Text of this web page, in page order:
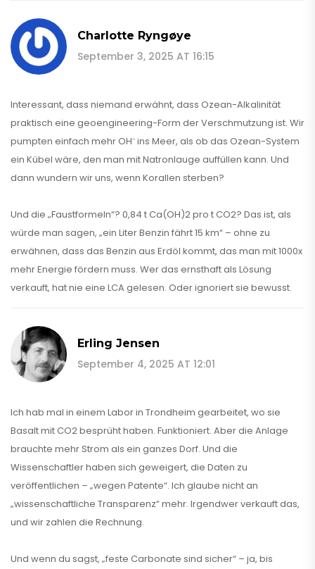
Charlotte Ryngøye
September 3, 2025 AT 16:15
Interessant, dass niemand erwähnt, dass Ozean-Alkalinität
praktisch eine geoengineering-Form der Verschmutzung ist. Wir
pumpten einfach mehr OH⁻ ins Meer, als ob das Ozean-System
ein Kübel wäre, den man mit Natronlauge auffüllen kann. Und
dann wundern wir uns, wenn Korallen sterben?
Und die „Faustformeln“? 0,84 t Ca(OH)2 pro t CO2? Das ist, als
würde man sagen, „ein Liter Benzin fährt 15 km“ – ohne zu
erwähnen, dass das Benzin aus Erdöl kommt, das man mit 1000x
mehr Energie fördern muss. Wer das ernsthaft als Lösung
verkauft, hat nie eine LCA gelesen. Oder ignoriert sie bewusst.
Erling Jensen
September 4, 2025 AT 12:01
Ich hab mal in einem Labor in Trondheim gearbeitet, wo sie
Basalt mit CO2 besprüht haben. Funktioniert. Aber die Anlage
brauchte mehr Strom als ein ganzes Dorf. Und die
Wissenschaftler haben sich geweigert, die Daten zu
veröffentlichen – „wegen Patente“. Ich glaube nicht an
„wissenschaftliche Transparenz“ mehr. Irgendwer verkauft das,
und wir zahlen die Rechnung.
Und wenn du sagst, „feste Carbonate sind sicher“ – ja, bis